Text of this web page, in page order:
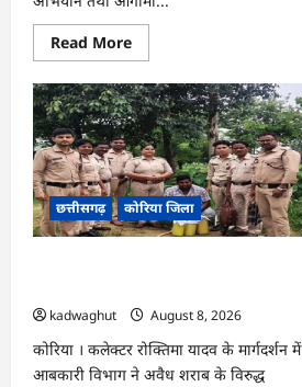
Read MoreRead
more
CG
:
नेशनल
लोक
अदालत
एवं
‘मध्यस्थता
राष्ट्र
के
लिए‘
3.0
समीक्षा
…
छत्तीसगढ़ कोरिया जिला
kadwaghut
August 8, 2026
कोरिया । कलेक्टर रोक्तिमा यादव के मार्गदर्शन में
आबकारी विभाग ने अवैध शराब के विरुद्ध